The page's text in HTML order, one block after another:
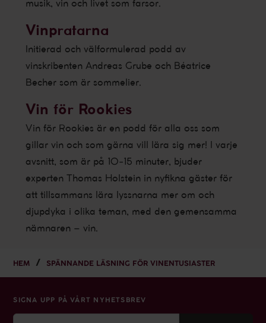
musik, vin och livet som farsor.
Vinpratarna
Initierad och välformulerad podd av
vinskribenten Andreas Grube och Béatrice
Becher som är sommelier.
Vin för Rookies
Vin för Rookies är en podd för alla oss som
gillar vin och som gärna vill lära sig mer! I varje
avsnitt, som är på 10-15 minuter, bjuder
experten Thomas Holstein in nyfikna gäster för
att tillsammans lära lyssnarna mer om och
djupdyka i olika teman, med den gemensamma
nämnaren – vin.
HEM SPÄNNANDE LÄSNING FÖR VINENTUSIASTER
SIGNA UPP PÅ VÅRT NYHETSBREV